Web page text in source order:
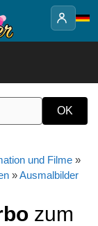
und Filme »
»Ausmalbilder
zum